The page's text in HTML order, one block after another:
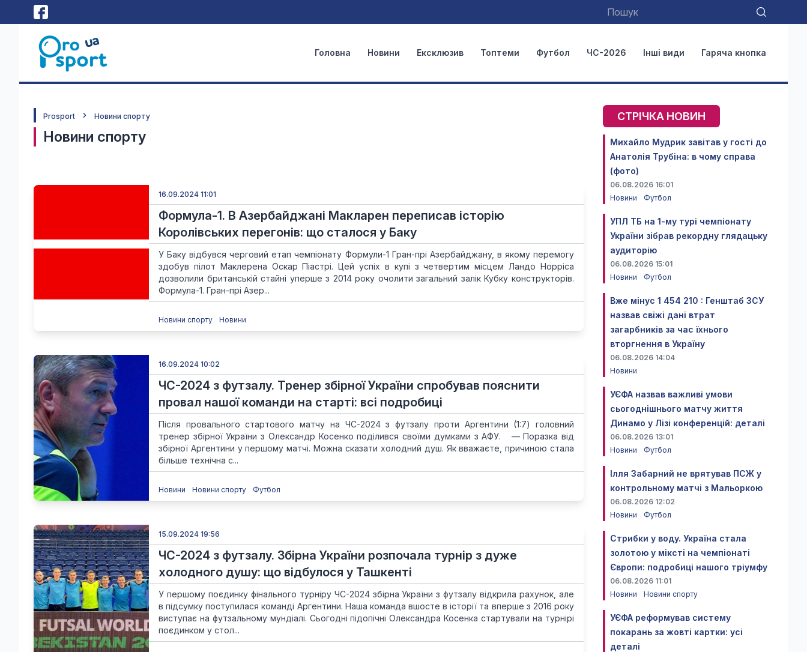
Головна Новини Ексклюзив Топтеми Футбол ЧС-2026 Інші види Гаряча кнопка
Prosport Новини спорту
Новини спорту
16.09.2024 11:01
Формула-1. В Азербайджані Макларен переписав історію
Королівських перегонів: що сталося у Баку
У Баку відбувся черговий етап чемпіонату Формули-1 Гран-прі Азербайджану, в якому перемогу
здобув пілот Маклерена Оскар Піастрі. Цей успіх в купі з четвертим місцем Ландо Норріса
дозволили британській стайні уперше з 2014 року очолити загальний залік Кубку конструкторів.
Формула-1. Гран-прі Азер...
Новини спорту Новини
16.09.2024 10:02
ЧС-2024 з футзалу. Тренер збірної України спробував пояснити
провал нашої команди на старті: всі подробиці
Після провального стартового матчу на ЧС-2024 з футзалу проти Аргентини (1:7) головний
тренер збірної України з Олександр Косенко поділився своїми думками з АФУ. — Поразка від
збірної Аргентини у першому матчі. Можна сказати холодний душ. Як вважаєте, причиною стала
більше технічна с...
Новини Новини спорту Футбол
15.09.2024 19:56
ЧС-2024 з футзалу. Збірна України розпочала турнір з дуже
холодного душу: що відбулося у Ташкенті
У першому поєдинку фінального турніру ЧС-2024 збірна України з футзалу відкрила рахунок, але
в підсумку поступилася команді Аргентини. Наша команда вшосте в історії та вперше з 2016 року
виступає на футзальному мундіалі. Сьогодні підопічні Олександра Косенка стартували на турнірі
поєдинком у стол...
СТРІЧКА НОВИН
Михайло Мудрик завітав у гості до
Анатолія Трубіна: в чому справа
(фото)
06.08.2026 16:01
Новини
Футбол
УПЛ ТБ на 1-му турі чемпіонату
України зібрав рекордну глядацьку
аудиторію
06.08.2026 15:01
Новини
Футбол
Вже мінус 1 454 210 : Генштаб ЗСУ
назвав свіжі дані втрат
загарбників за час їхнього
вторгнення в Україну
06.08.2026 14:04
Новини
УЄФА назвав важливі умови
сьогоднішнього матчу життя
Динамо у Лізі конференцій: деталі
06.08.2026 13:01
Новини
Футбол
Ілля Забарний не врятував ПСЖ у
контрольному матчі з Мальоркою
06.08.2026 12:02
Новини
Футбол
Стрибки у воду. Україна стала
золотою у міксті на чемпіонаті
Європи: подробиці нашого тріумфу
06.08.2026 11:01
Новини
Новини спорту
УЄФА реформував систему
покарань за жовті картки: усі
деталі